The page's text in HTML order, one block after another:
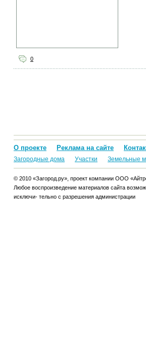
0
О проекте Реклама на сайте
Загородные дома Участки Земельные
© 2010 «Загород.ру», проект компании ООО
Любое воспроизведение материалов сайта
исключи- тельно с разрешения администрации